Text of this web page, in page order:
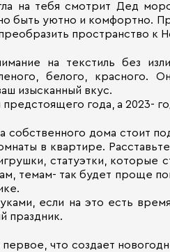
на тебя смотрит Дед
быть уютно и комфортно.
пространство к
на текстиль без
белого, красного.
изысканный вкус.
предстоящего года, а 2023-
собственного дома стоит
в квартире.
статуэтки, которые
темам- так будет проще
если на это есть
праздник.
первое, что создает